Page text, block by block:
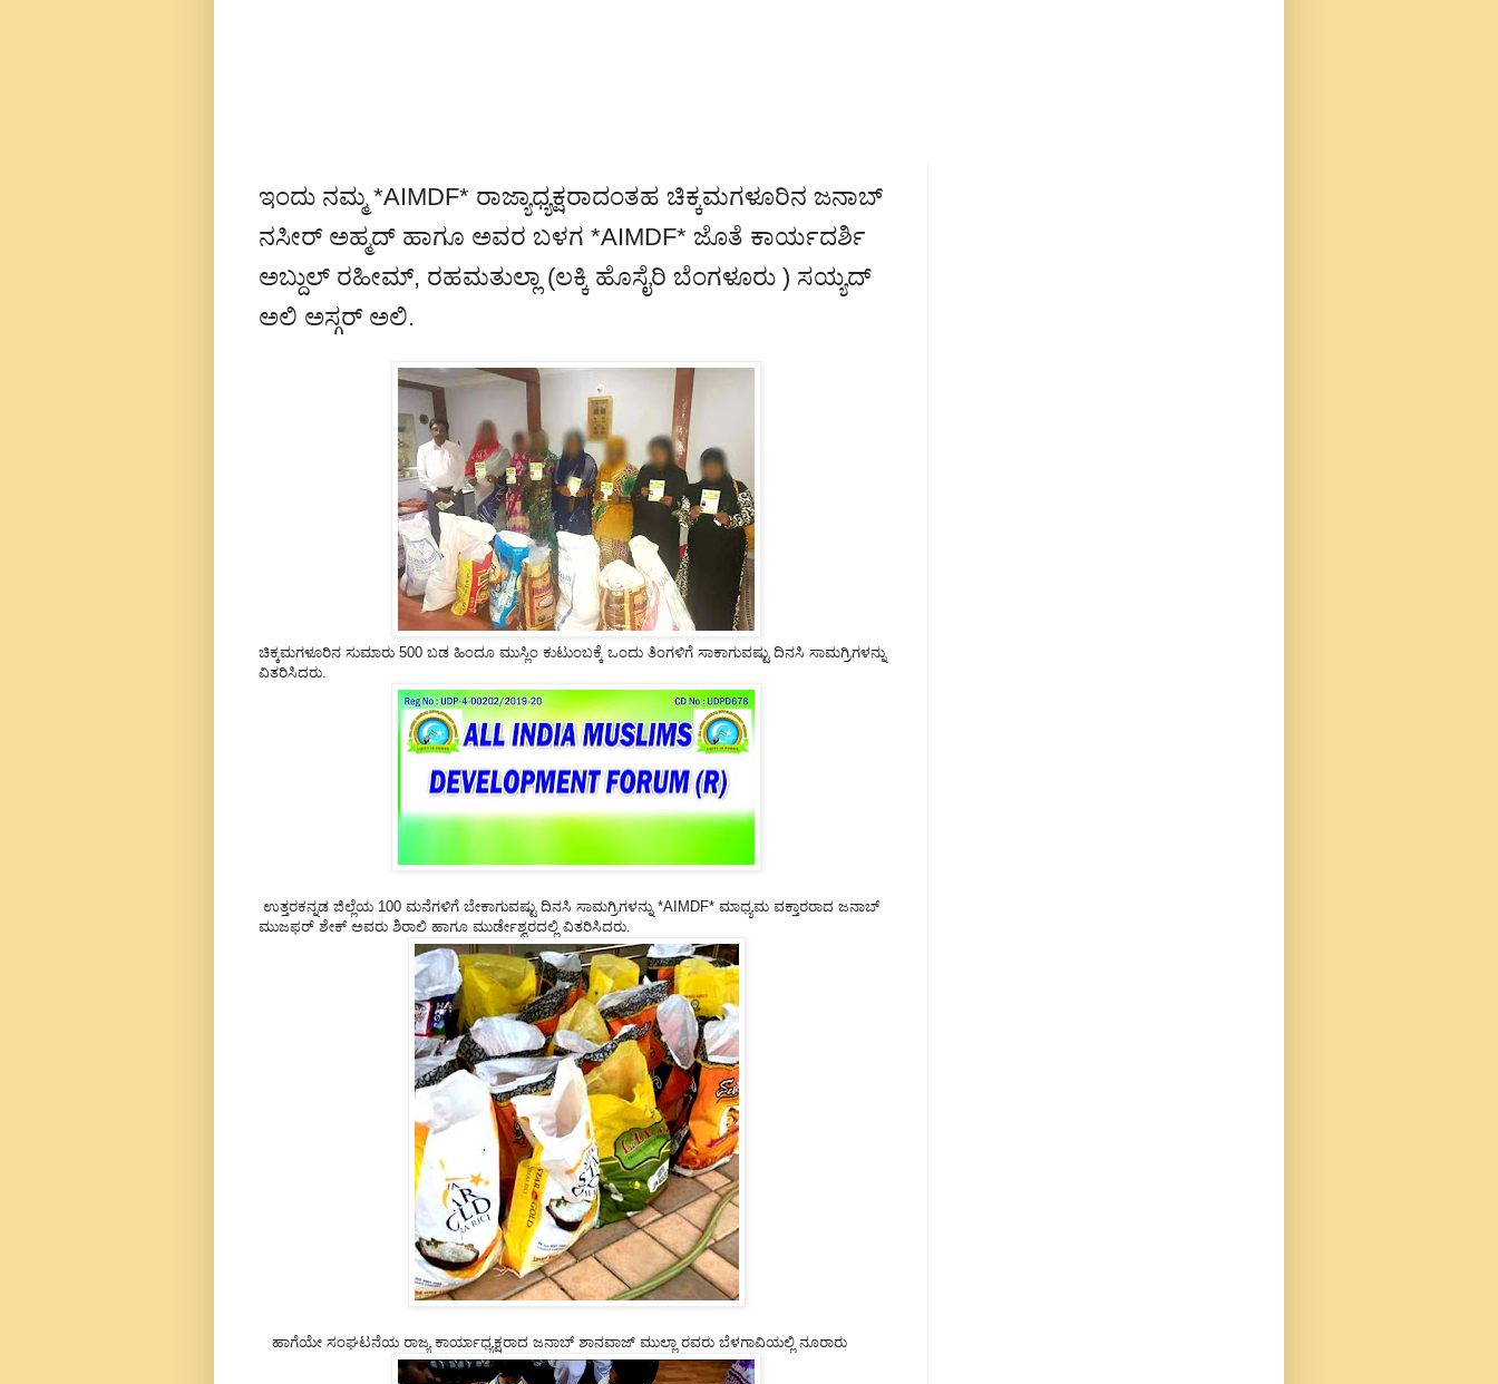
ಇಂದು ನಮ್ಮ *AIMDF* ರಾಜ್ಯಾಧ್ಯಕ್ಷರಾದಂತಹ ಚಿಕ್ಕಮಗಳೂರಿನ ಜನಾಬ್
ನಸೀರ್ ಅಹ್ಮದ್ ಹಾಗೂ ಅವರ ಬಳಗ *AIMDF* ಜೊತೆ ಕಾರ್ಯದರ್ಶಿ
ಅಬ್ದುಲ್ ರಹೀಮ್, ರಹಮತುಲ್ಲಾ (ಲಕ್ಕಿ ಹೊಸೈರಿ ಬೆಂಗಳೂರು ) ಸಯ್ಯದ್
ಅಲಿ ಅಸ್ಗರ್ ಅಲಿ.
ಚಿಕ್ಕಮಗಳೂರಿನ ಸುಮಾರು 500 ಬಡ ಹಿಂದೂ ಮುಸ್ಲಿಂ ಕುಟುಂಬಕ್ಕೆ ಒಂದು ತಿಂಗಳಿಗೆ ಸಾಕಾಗುವಷ್ಟು ದಿನಸಿ ಸಾಮಗ್ರಿಗಳನ್ನು
ವಿತರಿಸಿದರು.
ಉತ್ತರಕನ್ನಡ ಜಿಲ್ಲೆಯ 100 ಮನೆಗಳಿಗೆ ಬೇಕಾಗುವಷ್ಟು ದಿನಸಿ ಸಾಮಗ್ರಿಗಳನ್ನು *AIMDF* ಮಾಧ್ಯಮ ವಕ್ತಾರರಾದ ಜನಾಬ್
ಮುಜಫರ್ ಶೇಕ್ ಅವರು ಶಿರಾಲಿ ಹಾಗೂ ಮುರ್ಡೇಶ್ವರದಲ್ಲಿ ವಿತರಿಸಿದರು.
ಹಾಗೆಯೇ ಸಂಘಟನೆಯ ರಾಜ್ಯ ಕಾರ್ಯಾಧ್ಯಕ್ಷರಾದ ಜನಾಬ್ ಶಾನವಾಜ್ ಮುಲ್ಲಾ ರವರು ಬೆಳಗಾವಿಯಲ್ಲಿ ನೂರಾರು